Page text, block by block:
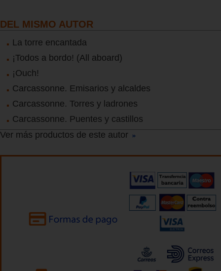
DEL MISMO AUTOR
La torre encantada
¡Todos a bordo! (All aboard)
¡Ouch!
Carcassonne. Emisarios y alcaldes
Carcassonne. Torres y ladrones
Carcassonne. Puentes y castillos
Ver más productos de este autor